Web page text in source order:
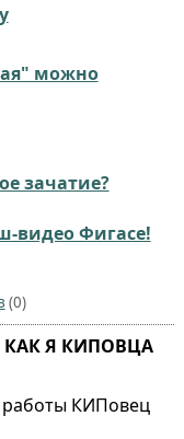
можно
зачатие?
видео Фигасе!
(0)
Я КИПОВЦА
КИПовец